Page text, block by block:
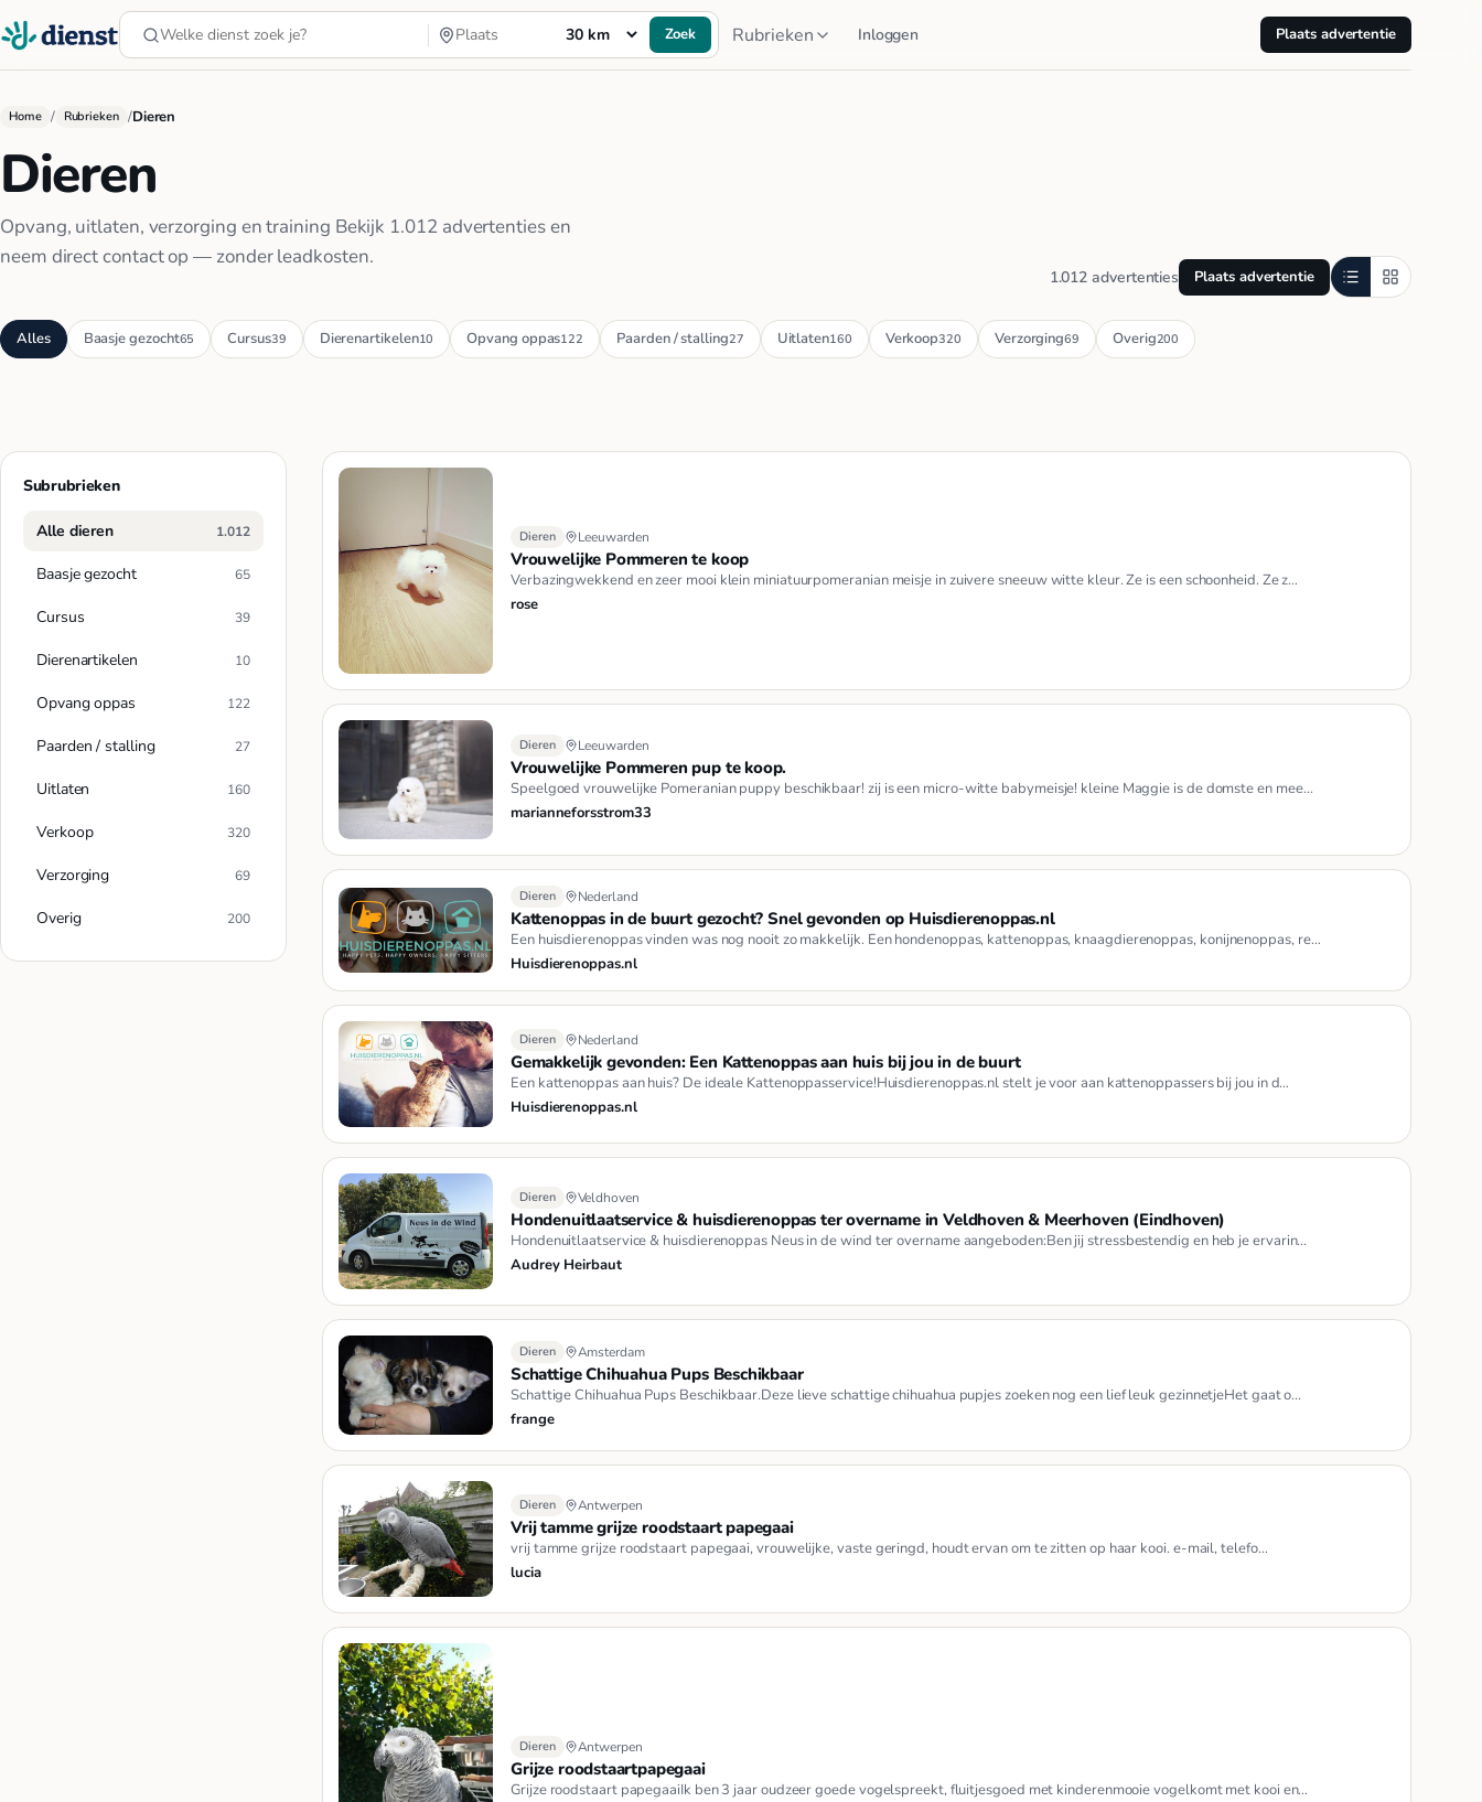
Zoek Rubrieken Inloggen Plaats advertentie
Home / Rubrieken /Dieren
Dieren
Opvang, uitlaten, verzorging en training Bekijk 1.012 advertenties en
neem direct contact op — zonder leadkosten.
1.012 advertenties Plaats advertentie
Alles Baasje gezocht65 Cursus39 Dierenartikelen10 Opvang oppas122 Paarden / stalling27 Uitlaten160 Verkoop320 Verzorging69 Overig200
Subrubrieken
Alle dieren 1.012
Baasje gezocht 65
Cursus 39
Dierenartikelen 10
Opvang oppas 122
Paarden / stalling 27
Uitlaten 160
Verkoop 320
Verzorging 69
Overig 200
Dieren Leeuwarden
Vrouwelijke Pommeren te koop
Verbazingwekkend en zeer mooi klein miniatuurpomeranian meisje in zuivere sneeuw witte kleur. Ze is een schoonheid. Ze z…
rose
Dieren Leeuwarden
Vrouwelijke Pommeren pup te koop.
Speelgoed vrouwelijke Pomeranian puppy beschikbaar! zij is een micro-witte babymeisje! kleine Maggie is de domste en mee…
marianneforsstrom33
Dieren Nederland
Kattenoppas in de buurt gezocht? Snel gevonden op Huisdierenoppas.nl
Een huisdierenoppas vinden was nog nooit zo makkelijk. Een hondenoppas, kattenoppas, knaagdierenoppas, konijnenoppas, re…
Huisdierenoppas.nl
Dieren Nederland
Gemakkelijk gevonden: Een Kattenoppas aan huis bij jou in de buurt
Een kattenoppas aan huis? De ideale Kattenoppasservice!Huisdierenoppas.nl stelt je voor aan kattenoppassers bij jou in d…
Huisdierenoppas.nl
Dieren Veldhoven
Hondenuitlaatservice & huisdierenoppas ter overname in Veldhoven & Meerhoven (Eindhoven)
Hondenuitlaatservice & huisdierenoppas Neus in de wind ter overname aangeboden:Ben jij stressbestendig en heb je ervarin…
Audrey Heirbaut
Dieren Amsterdam
Schattige Chihuahua Pups Beschikbaar
Schattige Chihuahua Pups Beschikbaar.Deze lieve schattige chihuahua pupjes zoeken nog een lief leuk gezinnetjeHet gaat o…
frange
Dieren Antwerpen
Vrij tamme grijze roodstaart papegaai
vrij tamme grijze roodstaart papegaai, vrouwelijke, vaste geringd, houdt ervan om te zitten op haar kooi. e-mail, telefo…
lucia
Dieren Antwerpen
Grijze roodstaartpapegaai
Grijze roodstaart papegaaiIk ben 3 jaar oudzeer goede vogelspreekt, fluitjesgoed met kinderenmooie vogelkomt met kooi en…